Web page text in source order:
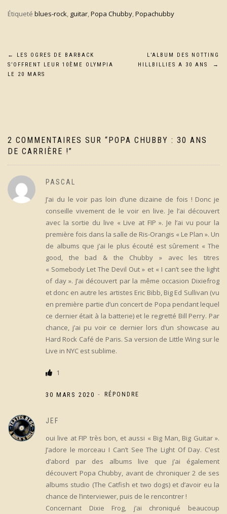
Étiqueté blues-rock, guitar,Popa Chubby,Popachubby
Navigation
de
←
LES OGRES DE BARBACK
S’OFFRENT LEUR 10ÈME OLYMPIA
LE 20 MARS
L’ALBUM DES NOTTING
HILLBILLIES A 30 ANS
→
2 COMMENTAIRES SUR “POPA CHUBBY : 30 ANS
DE CARRIÈRE !”
PASCAL
J’ai du le voir pas loin d’une dizaine de fois ! Donc je
conseille vivement de le voir en live. Je l’ai découvert
avec la sortie du live « Live at FIP ». Je l’ai vu pour la
première fois dans la salle de Ris-Orangis « Le Plan ». Un
de albums que j’ai le plus écouté est sûrement « The
good, the bad & the Chubby » avec les titres
« Somebody Let The Devil Out » et « I can’t see the light
of day ». J’ai découvert par la même occasion Dixiefrog
et donc en autre les artistes Eric Bibb, Big Ed Sullivan (vu
en première partie d’un concert de Popa pendant lequel
ce dernier était à la batterie) et le regretté Bill Perry. Par
chance, j’ai pu voir ce dernier lors d’un showcase au
Hard Rock Café de Paris. Sa version de Little Wing sur le
Live in NYC est sublime.
1
30 MARS 2020 - RÉPONDRE
JEF
oui live at FIP très bon, et aussi « Big Man, Big Guitar ».
J’adore le morceau I Can’t See The Light Of Day. C’est
d’abord par des albums live que j’ai également
découvert Popa Chubby, avant de chroniquer 2 de ses
albums studio (The Catfish et two dogs) et d’avoir eu la
chance de l’interviewer, puis de le rencontrer !
Concernant Dixie Frog, j’ai chroniqué beaucoup